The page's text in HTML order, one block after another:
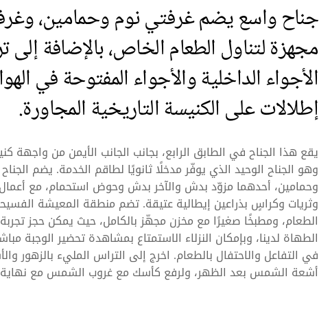
جناح واسع يضم غرفتي نوم وحمامين،
مجهزة لتناول الطعام الخاص، بالإضافة
الأجواء الداخلية والأجواء المفتوحة في
إطلالات على الكنيسة التاريخية المجاورة.
وهو الجناح الوحيد الذي يوفّر مدخلًا ثانويًا لطاقم الخدمة. يضم
وحمامين، أحدهما مزوّد بدش والآخر بدش وحوض استحمام، مع أعمال
وثريات وكراسٍ بذراعين إيطالية عتيقة. تضم منطقة المعيشة
الطعام، ومطبخًا صغيرًا مع مخزن مجهّز بالكامل، حيث يمكن حجز
الطهاة لدينا، وبإمكان النزلاء الاستمتاع بمشاهدة تحضير الوجبة
في التفاعل والاحتفال بالطعام. اخرج إلى التراس المليء بالزهور
أشعة الشمس بعد الظهر، ولرفع كأسك مع غروب الشمس مع نهاية